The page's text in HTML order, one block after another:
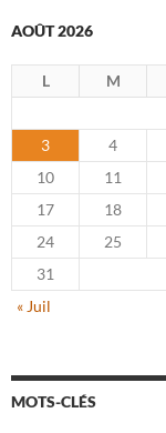
AOÛT 2026
L M
3
4
10
11
17
18
24
25
31
« Juil
MOTS-CLÉS